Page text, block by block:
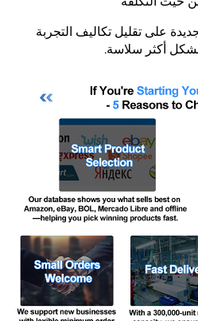
على تقليل تكاليف التجربة
أكثر سلاسة.